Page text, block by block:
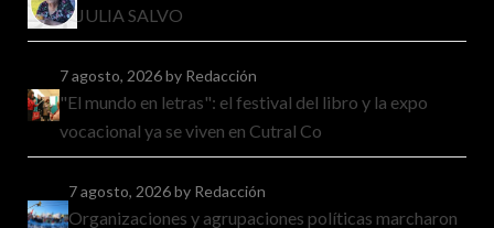
JULIA SALVO
7 agosto, 2026by Redacción
"El mundo en letras": el festival del libro y la expo
vocacional ya se viven en Cutral Co
7 agosto, 2026by Redacción
Organizaciones y agrupaciones políticas marcharon